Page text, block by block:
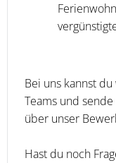
Bei uns kannst
Teams und
über unser
Hast du noch